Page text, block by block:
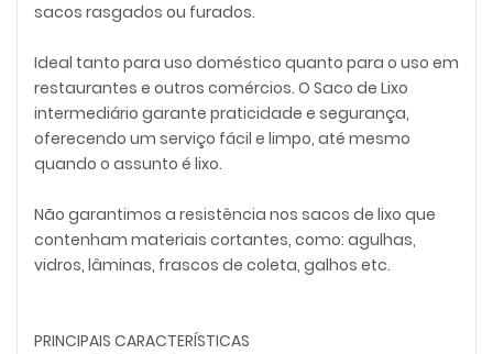
sacos rasgados ou furados.
Ideal tanto para uso doméstico quanto para o uso em
restaurantes e outros comércios. O Saco de Lixo
intermediário garante praticidade e segurança,
oferecendo um serviço fácil e limpo, até mesmo
quando o assunto é lixo.
Não garantimos a resistência nos sacos de lixo que
contenham materiais cortantes, como: agulhas,
vidros, lâminas, frascos de coleta, galhos etc.
PRINCIPAIS CARACTERÍSTICAS